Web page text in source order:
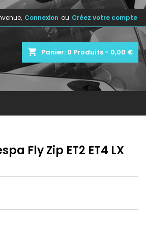
Connexion ou Créez votre compte
shopping_cart Panier: 0 Produits - 0,00 €
Fly Zip ET2 ET4 LX